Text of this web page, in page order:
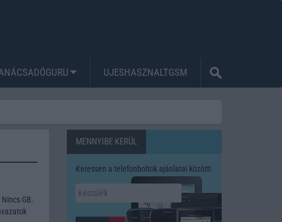
UJESHASZNALTGSM
GB.
MENNYIBE KERÜL
Keressen a telefonboltok ajánlatai között!